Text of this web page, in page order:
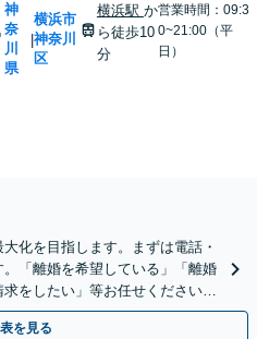
神
奈
川
県
|
横浜市
神奈川
区
横浜駅 か
ら徒歩10
分
営業時間：09:3
0~21:00（平
日）
化を目指します。まずは電話・
「離婚を希望している」「離婚
をしたい」等お任せください。
を見る